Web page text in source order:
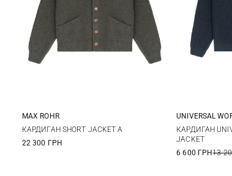
3 4 5
MAX ROHR
КАРДИГАН SHORT JACKET A
22 300 ГРН
S
XXL
UNIVERSAL
КАРДИГАН
JACKET
6 600 ГРН13